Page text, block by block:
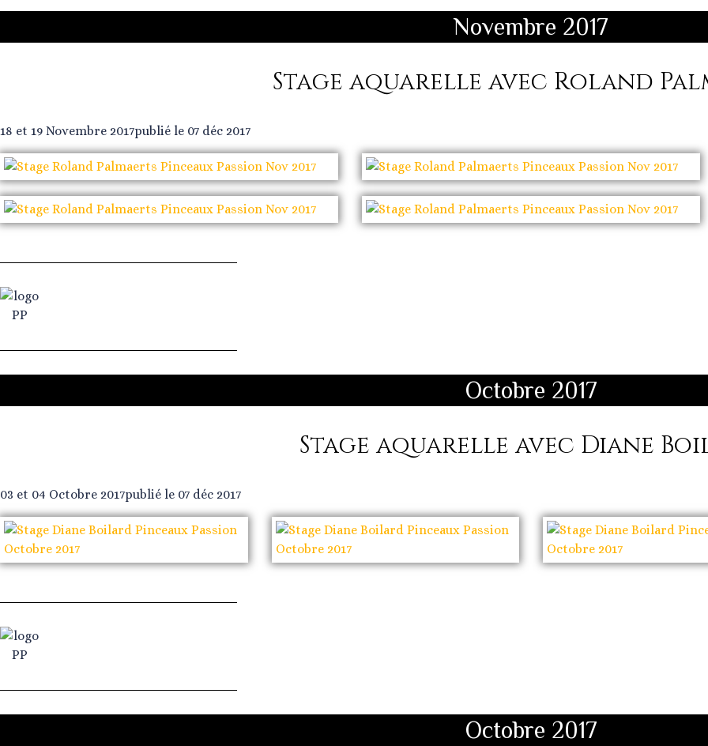
Novembre 2017
Stage aquarelle avec Roland
18 et 19 Novembre 2017publié le 07 déc 2017
Octobre 2017
Stage aquarelle avec Diane
03 et 04 Octobre 2017publié le 07 déc 2017
Octobre 2017